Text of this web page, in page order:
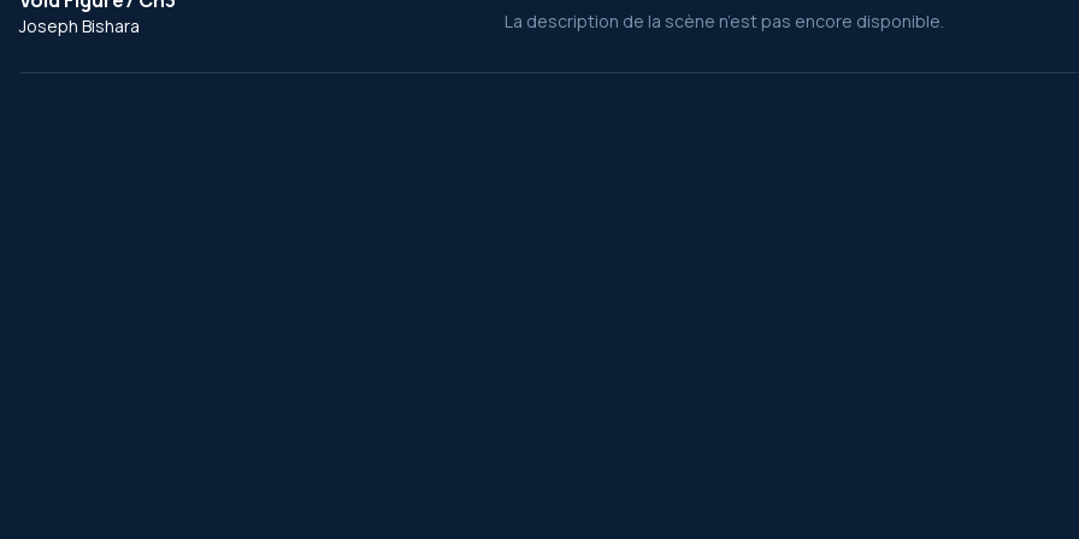
Joseph Bishara La description de la scène n’est pas encore disponible.